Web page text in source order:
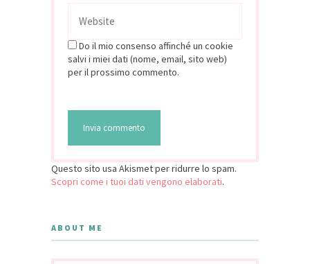
Do il mio consenso affinché un cookie
salvi i miei dati (nome, email, sito web)
per il prossimo commento.
Questo sito usa Akismet per ridurre lo spam.
Scopri come i tuoi dati vengono elaborati.
ABOUT ME